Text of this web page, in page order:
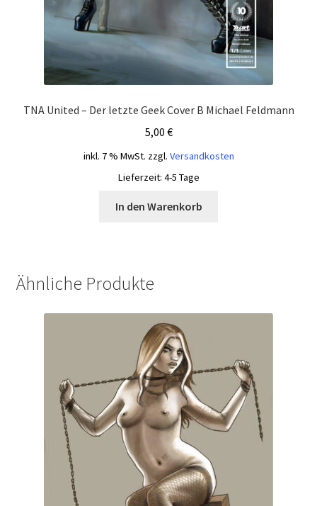
TNA United – Der letzte Geek Cover B Michael Feldmann
5,00 €
inkl. 7 % MwSt. zzgl. Versandkosten
Lieferzeit: 4-5 Tage
In den Warenkorb
Ähnliche Produkte